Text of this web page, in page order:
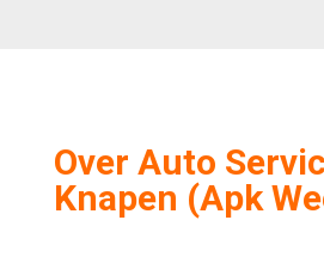
Over Auto
Knapen (Apk